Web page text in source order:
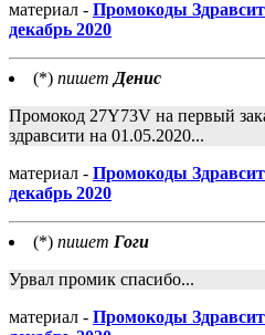
материал - Промокоды
декабрь 2020
(*) пишет Денис
Промокод 27Y73V на первый
здравсити на 01.05.2020...
материал - Промокоды
декабрь 2020
(*) пишет Гоги
Урвал промик спасибо...
материал - Промокоды